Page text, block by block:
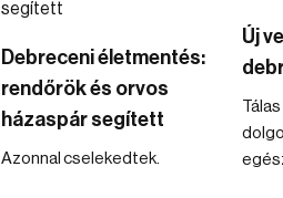
Debreceni életmentés:
rendőrök és orvos
házaspár segített
Azonnal cselekedtek.
Új